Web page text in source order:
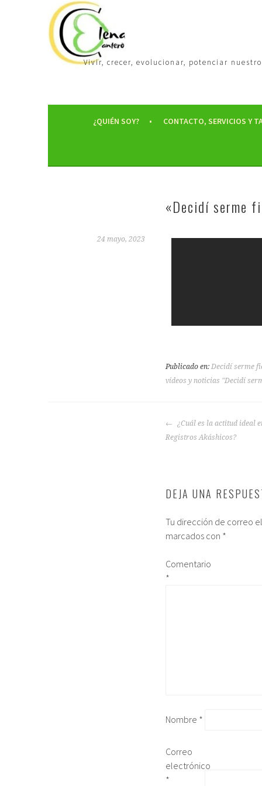
Vivir, crecer, evolucionar, potenciar
¿QUIÉN SOY? CONTACTO, SERVICIOS Y
«Decidí serme
24 mayo, 2023
Publicado en: Decidí serme
vídeos y noticias "Decidí
¿Cuál es la actitud ideal
Registros Akáshicos?
DEJA UNA
Tu dirección de correo
marcados con *
Comentario
*
Nombre *
Correo
electrónico
*